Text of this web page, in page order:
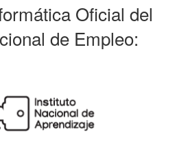
Oficial del
de Empleo: